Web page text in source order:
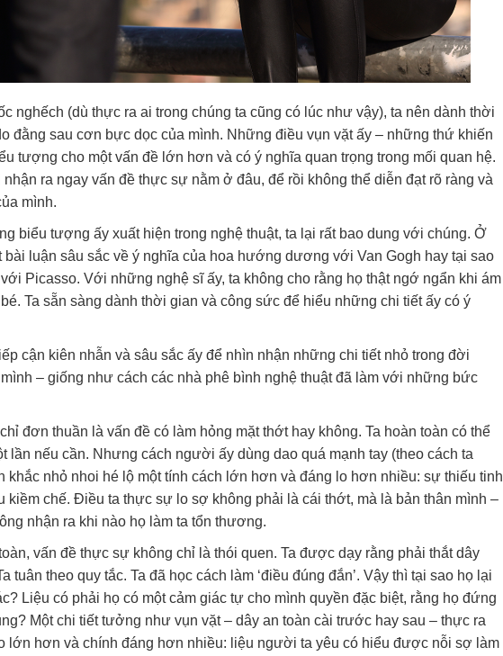
nghếch (dù thực ra ai trong chúng ta cũng có lúc như vậy), ta nên dành thời
đằng sau cơn bực dọc của mình. Những điều vụn vặt ấy – những thứ khiến
tượng cho một vấn đề lớn hơn và có ý nghĩa quan trọng trong mối quan hệ.
ra ngay vấn đề thực sự nằm ở đâu, để rồi không thể diễn đạt rõ ràng và
mình.
biểu tượng ấy xuất hiện trong nghệ thuật, ta lại rất bao dung với chúng. Ở
bài luận sâu sắc về ý nghĩa của hoa hướng dương với Van Gogh hay tại sao
Picasso. Với những nghệ sĩ ấy, ta không cho rằng họ thật ngớ ngẩn khi ám
Ta sẵn sàng dành thời gian và công sức để hiểu những chi tiết ấy có ý
cận kiên nhẫn và sâu sắc ấy để nhìn nhận những chi tiết nhỏ trong đời
– giống như cách các nhà phê bình nghệ thuật đã làm với những bức
đơn thuần là vấn đề có làm hỏng mặt thớt hay không. Ta hoàn toàn có thể
lần nếu cần. Nhưng cách người ấy dùng dao quá mạnh tay (theo cách ta
khắc nhỏ nhoi hé lộ một tính cách lớn hơn và đáng lo hơn nhiều: sự thiếu tinh
kiềm chế. Điều ta thực sự lo sợ không phải là cái thớt, mà là bản thân mình –
nhận ra khi nào họ làm ta tổn thương.
vấn đề thực sự không chỉ là thói quen. Ta được dạy rằng phải thắt dây
tuân theo quy tắc. Ta đã học cách làm ‘điều đúng đắn’. Vậy thì tại sao họ lại
Liệu có phải họ có một cảm giác tự cho mình quyền đặc biệt, rằng họ đứng
Một chi tiết tưởng như vụn vặt – dây an toàn cài trước hay sau – thực ra
lớn hơn và chính đáng hơn nhiều: liệu người ta yêu có hiểu được nỗi sợ làm